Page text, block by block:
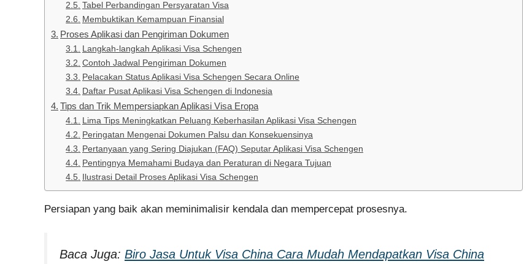
Tabel Perbandingan Persyaratan Visa
Membuktikan Kemampuan Finansial
Proses Aplikasi dan Pengiriman Dokumen
Langkah-langkah Aplikasi Visa Schengen
Contoh Jadwal Pengiriman Dokumen
Pelacakan Status Aplikasi Visa Schengen Secara Online
Daftar Pusat Aplikasi Visa Schengen di Indonesia
Tips dan Trik Mempersiapkan Aplikasi Visa Eropa
Lima Tips Meningkatkan Peluang Keberhasilan Aplikasi Visa Schengen
Peringatan Mengenai Dokumen Palsu dan Konsekuensinya
Pertanyaan yang Sering Diajukan (FAQ) Seputar Aplikasi Visa Schengen
Pentingnya Memahami Budaya dan Peraturan di Negara Tujuan
Ilustrasi Detail Proses Aplikasi Visa Schengen
Persiapan yang baik akan meminimalisir kendala dan mempercepat prosesnya.
Baca Juga: Biro Jasa Untuk Visa China Cara Mudah Mendapatkan Visa China